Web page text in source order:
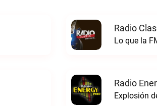
Radio
Lo que la
Radio
Explosión